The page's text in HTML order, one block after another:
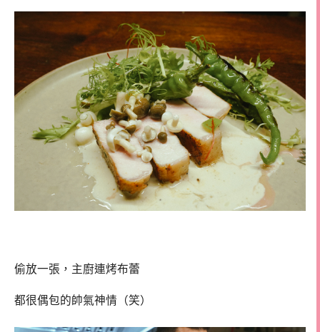
偷放一張，主廚連烤布蕾
都很偶包的帥氣神情（笑）